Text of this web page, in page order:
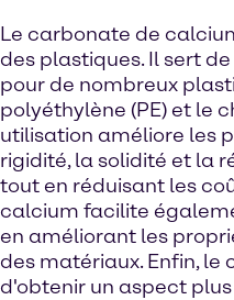
Le carbonate de
des plastiques. Il sert
pour de nombreux
polyéthylène (PE) et le
utilisation améliore les
rigidité, la solidité et la
tout en réduisant les
calcium facilite
en améliorant les
des matériaux. Enfin,
d'obtenir un aspect